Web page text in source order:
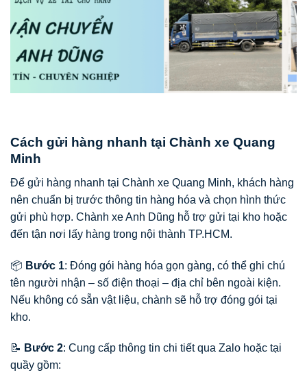
Cách gửi hàng nhanh tại Chành xe Quang
Minh
Để gửi hàng nhanh tại Chành xe Quang Minh, khách hàng
nên chuẩn bị trước thông tin hàng hóa và chọn hình thức
gửi phù hợp. Chành xe Anh Dũng hỗ trợ gửi tại kho hoặc
đến tận nơi lấy hàng trong nội thành TP.HCM.
📦 Bước 1: Đóng gói hàng hóa gọn gàng, có thể ghi chú
tên người nhận – số điện thoại – địa chỉ bên ngoài kiện.
Nếu không có sẵn vật liệu, chành sẽ hỗ trợ đóng gói tại
kho.
📝 Bước 2: Cung cấp thông tin chi tiết qua Zalo hoặc tại
quầy gồm: